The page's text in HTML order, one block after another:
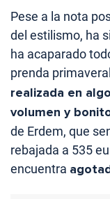
Pese a la nota
del estilismo, ha
ha acaparado
prenda primaveral
realizada en
volumen y
de Erdem, que
rebajada a 535
encuentra